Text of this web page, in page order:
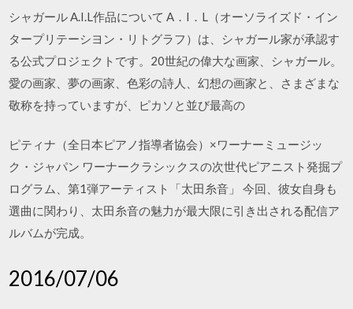
シャガール A.I.L作品について A．I．L（オーソライズド・イン
タープリテーシヨン・リトグラフ）は、シャガール家が承認す
る公式プロジェクトです。20世紀の偉大な画家、シャガール。
愛の画家、夢の画家、色彩の詩人、幻想の画家と、さまざまな
敬称を持っていますが、ピカソと並び最高の
ピティナ（全日本ピアノ指導者協会）×ワーナーミュージッ
ク・ジャパン ワーナークラシックスの次世代ピアニスト発掘プ
ログラム、第1弾アーティスト「太田糸音」 今回、彼女自身も
選曲に関わり、太田糸音の魅力が最大限に引き出される配信ア
ルバムが完成。
2016/07/06